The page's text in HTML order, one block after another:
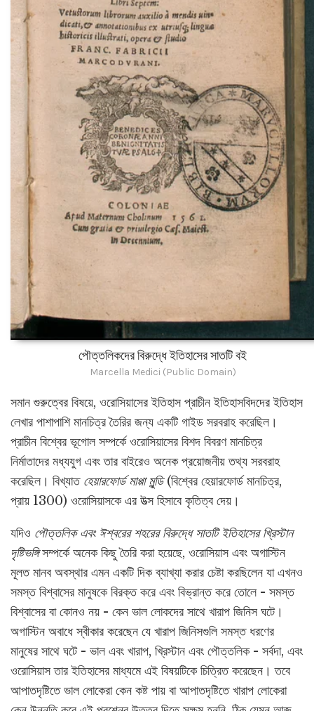
পৌত্তলিকদের বিরুদ্ধে ইতিহাসের সাতটি বই
Marcella Medici (Public Domain)
সমান গুরুত্বের বিষয়ে, ওরোসিয়াসের ইতিহাস প্রাচীন ইতিহাসবিদদের ইতিহাস
লেখার পাশাপাশি মানচিত্র তৈরির জন্য একটি গাইড সরবরাহ করেছিল।
প্রাচীন বিশ্বের ভূগোল সম্পর্কে ওরোসিয়াসের বিশদ বিবরণ মানচিত্র
নির্মাতাদের মধ্যযুগ এবং তার বাইরেও অনেক প্রয়োজনীয় তথ্য সরবরাহ
করেছিল। বিখ্যাত হেয়ারফোর্ড মাপ্পা মুন্ডি(বিশ্বের হেয়ারফোর্ড মানচিত্র,
প্রায় 1300) ওরোসিয়াসকে এর উত্স হিসাবে কৃতিত্ব দেয়।
যদিও পৌত্তলিক এবং ঈশ্বরের শহরের বিরুদ্ধে সাতটি ইতিহাসের খ্রিস্টান
দৃষ্টিভঙ্গিসম্পর্কে অনেক কিছু তৈরি করা হয়েছে, ওরোসিয়াস এবং অগাস্টিন
মূলত মানব অবস্থার এমন একটি দিক ব্যাখ্যা করার চেষ্টা করছিলেন যা এখনও
সমস্ত বিশ্বাসের মানুষকে বিরক্ত করে এবং বিভ্রান্ত করে তোলে - সমস্ত
বিশ্বাসের বা কোনও নয় - কেন ভাল লোকদের সাথে খারাপ জিনিস ঘটে।
অগাস্টিন অবাধে স্বীকার করেছেন যে খারাপ জিনিসগুলি সমস্ত ধরণের
মানুষের সাথে ঘটে - ভাল এবং খারাপ, খ্রিস্টান এবং পৌত্তলিক - সর্বদা, এবং
ওরোসিয়াস তার ইতিহাসের মাধ্যমে এই বিষয়টিকে চিত্রিত করেছেন। তবে
আপাতদৃষ্টিতে ভাল লোকেরা কেন কষ্ট পায় বা আপাতদৃষ্টিতে খারাপ লোকেরা